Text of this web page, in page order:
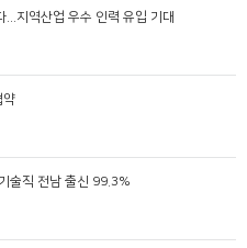
지역산업 우수 인력 유입 기대
약
술직 전남 출신 99.3%